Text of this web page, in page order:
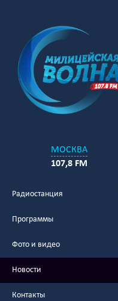
МОСКВА
107,8 FM
Радиостанция
Программы
Фото и видео
Новости
Контакты